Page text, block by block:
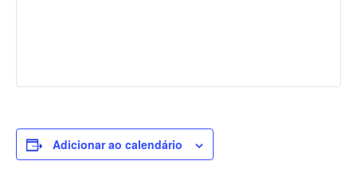
Adicionar ao calendário